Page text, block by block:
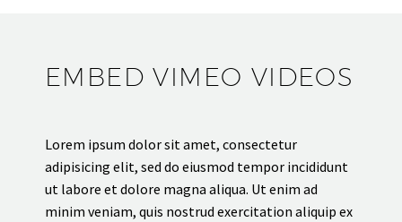
EMBED VIMEO VIDEOS
Lorem ipsum dolor sit amet, consectetur
adipisicing elit, sed do eiusmod tempor incididunt
ut labore et dolore magna aliqua. Ut enim ad
minim veniam, quis nostrud exercitation aliquip ex